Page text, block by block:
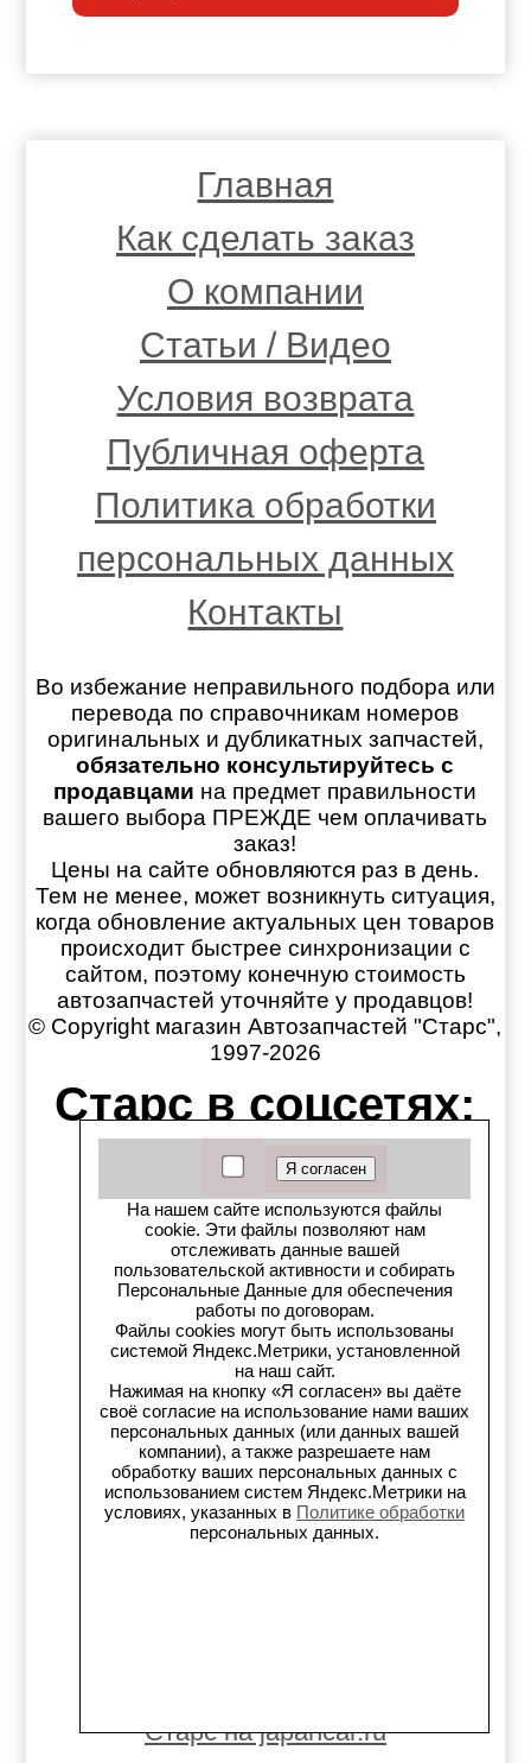
Главная
Как сделать заказ
О компании
Статьи / Видео
Условия возврата
Публичная оферта
Политика обработки
персональных данных
Контакты
Во избежание неправильного подбора или
перевода по справочникам номеров
оригинальных и дубликатных запчастей,
обязательно консультируйтесь с
продавцами на предмет правильности
вашего выбора ПРЕЖДЕ чем оплачивать
заказ!
Цены на сайте обновляются раз в день.
Тем не менее, может возникнуть ситуация,
когда обновление актуальных цен товаров
происходит быстрее синхронизации с
сайтом, поэтому конечную стоимость
автозапчастей уточняйте у продавцов!
© Copyright магазин Автозапчастей "Старс",
1997-2026
Старс в соцсетях:
Старс вКонтакте
Старс в YouTube
Телеграм-канал
Старс на Drom.ru
Старс в auto.ru
Старс в картах Яндекс
Старс в картах 2ГИС
Старс на Avito.ru
Старс на japancar.ru
На нашем сайте используются файлы
cookie. Эти файлы позволяют нам
отслеживать данные вашей
пользовательской активности и собирать
Персональные Данные для обеспечения
работы по договорам.
Файлы cookies могут быть использованы
системой Яндекс.Метрики, установленной
на наш сайт.
Нажимая на кнопку «Я согласен» вы даёте
своё согласие на использование нами ваших
персональных данных (или данных вашей
компании), а также разрешаете нам
обработку ваших персональных данных с
использованием систем Яндекс.Метрики на
условиях, указанных в Политике обработки
персональных данных.